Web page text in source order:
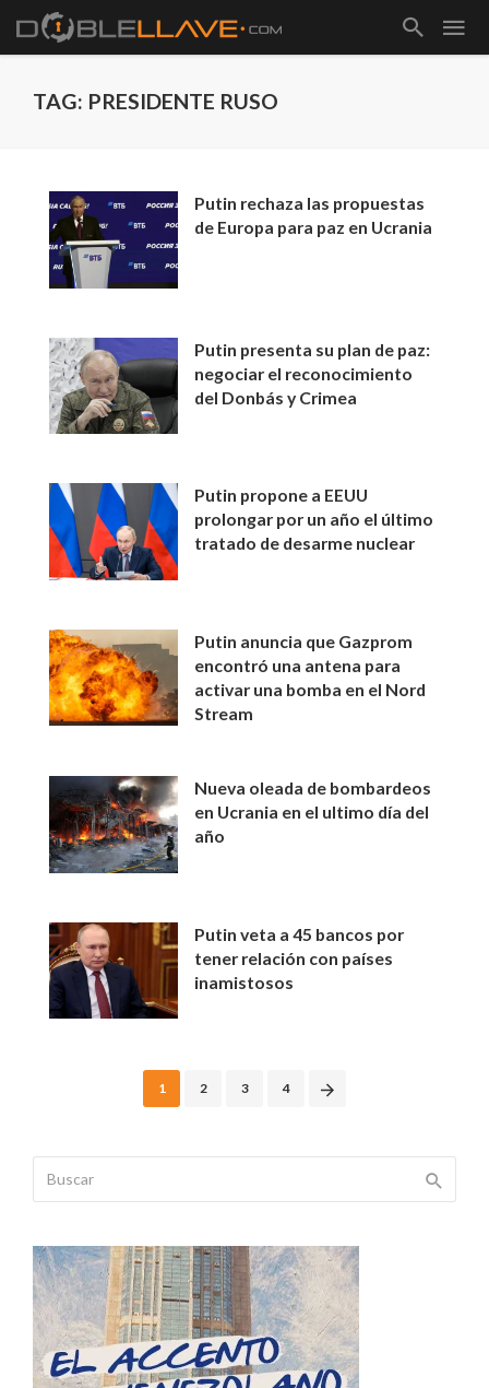
TAG: PRESIDENTE RUSO
Putin rechaza las propuestas
de Europa para paz en Ucrania
Putin presenta su plan de paz:
negociar el reconocimiento
del Donbás y Crimea
Putin propone a EEUU
prolongar por un año el último
tratado de desarme nuclear
Putin anuncia que Gazprom
encontró una antena para
activar una bomba en el Nord
Stream
Nueva oleada de bombardeos
en Ucrania en el ultimo día del
año
Putin veta a 45 bancos por
tener relación con países
inamistosos
1 2 3 4